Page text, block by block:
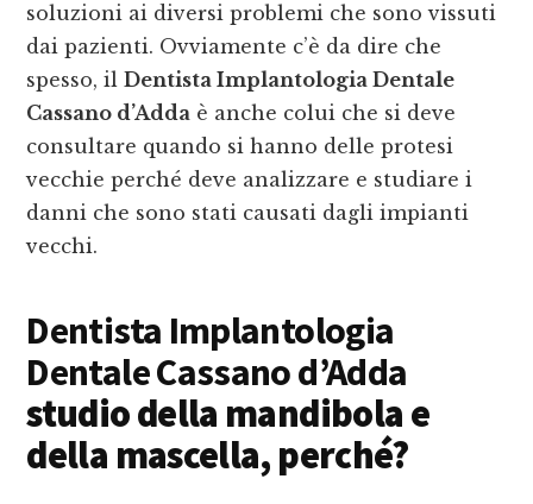
soluzioni ai diversi problemi che sono vissuti
dai pazienti. Ovviamente c’è da dire che
spesso, ilDentista Implantologia Dentale
Cassano d’Adda è anche colui che si deve
consultare quando si hanno delle protesi
vecchie perché deve analizzare e studiare i
danni che sono stati causati dagli impianti
vecchi.
Dentista Implantologia
Dentale Cassano d’Adda
studio della mandibola e
della mascella, perché?